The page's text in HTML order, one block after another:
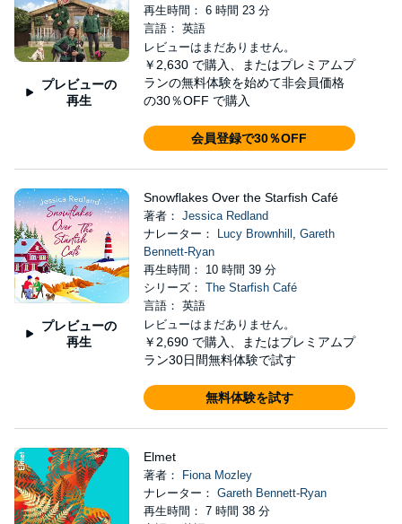
プレビューの
再生
再生時間： 6 時間 23 分
言語： 英語
レビューはまだありません。
￥2,630 で購入、またはプレミアムプ
ランの無料体験を始めて非会員価格
の30％OFF で購入
会員登録で30％OFF
プレビューの
再生
Snowflakes Over the Starfish Café
著者： Jessica Redland
ナレーター：
Lucy Brownhill , Gareth
Bennett-Ryan
再生時間： 10 時間 39 分
シリーズ： The Starfish Café
言語： 英語
レビューはまだありません。
￥2,690 で購入、またはプレミアムプ
ラン30日間無料体験で試す
無料体験を試す
Elmet
著者：
Fiona Mozley
ナレーター： Gareth Bennett-Ryan
再生時間： 7 時間 38 分